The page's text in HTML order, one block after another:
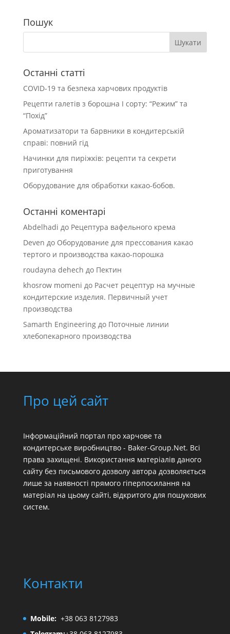
Пошук
Останні статті
COVID-19 та безпека харчових продуктів
Рецепти галетів з борошна І сорту: “Режим” та
“Похід”
Ароматизатори та барвники в кондитерській
справі: повний гід
Начинки для пиріжків: рецепти та секрети
приготування
Оборудование для обработки какао-бобов.
Останні коментарі
Abdelhadi до Рецептура вафельного крема
Deven до Оборудование для прессования какао
тертого и производства какао-порошка
roudayna dehech до Пектин
khosrow momeni до Расчет рецептур на мучные
кондитерские изделия. Первичный учет
производства
Samarth Engineeringдо Поточные линии
хлебопекарного производства
Про цей сайт
Інформаційний портал про харчове та
кондитерське виробництво - Baker-Group.Net. Всі
права захищені. Використання матеріалів даного
сайту без письмового дозволу автора дозволяється
лише за наявності прямого гіперпосилання на
матеріал на цьому сайті, відкритого для пошукових
систем.
Контакти
Mobile: +38 063 8127983